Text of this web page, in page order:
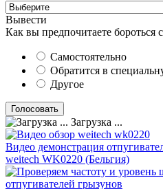
Вывести
Как вы предпочитаете бороться
Самостоятельно
Обратится в
Другое
Загрузка ...
Видео демонстрация
weitech WK0220 (Бельгия)